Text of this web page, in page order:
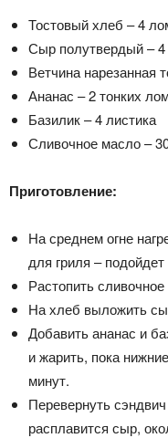
Тостовый хлеб – 4
Сыр полутвердый – 4
Ветчина нарезанная
Ананас – 2 тонких
Базилик – 4 листика
Сливочное масло –
Приготовление:
На среднем огне
для гриля –
Растопить
На хлеб выложить
Добавить ананас и
и жарить, пока
минут.
Перевернуть
расплавится сыр,